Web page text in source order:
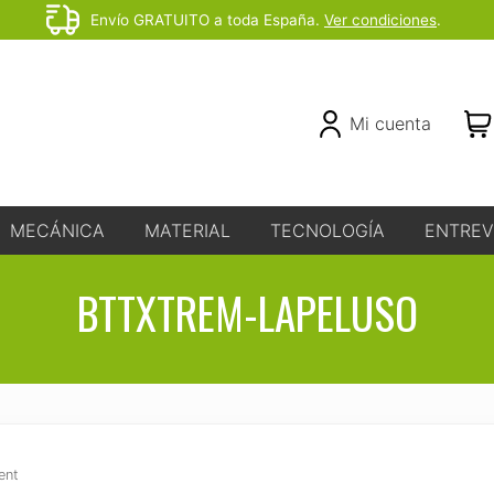
Before
Envío GRATUITO a toda España. Ver condiciones.
Header
RightMi cuenta
MECÁNICA MATERIAL TECNOLOGÍA
BTTXTREM-LAPELUSO